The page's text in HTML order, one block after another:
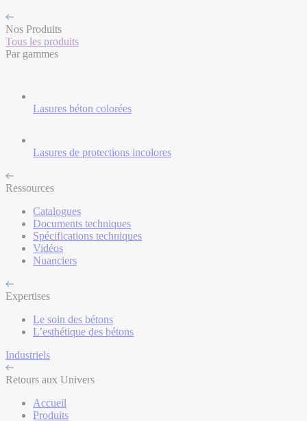
Nos Produits
Tous les produits
Par gammes
Lasures béton colorées
Lasures de protections incolores
Ressources
Catalogues
Documents techniques
Spécifications techniques
Vidéos
Nuanciers
Expertises
Le soin des bétons
L’esthétique des bétons
Industriels
Retours aux Univers
Accueil
Produits